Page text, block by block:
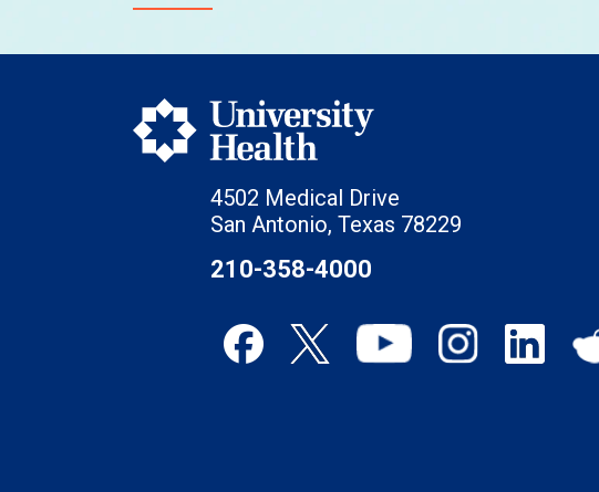
4502 Medical Drive
San Antonio, Texas 78229
210-358-4000